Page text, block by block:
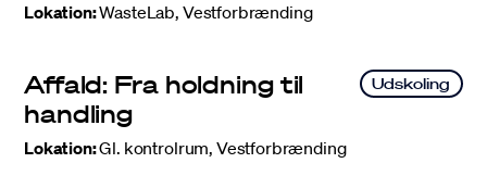
Lokation:WasteLab, Vestforbrænding
Affald: Fra holdning til
handling
Udskoling
Lokation:Gl. kontrolrum, Vestforbrænding